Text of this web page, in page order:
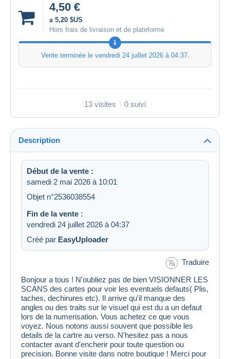
4,50 €
± 5,20 $US
Hors frais de livraison et de plateforme
Vente terminée le vendredi 24 juillet 2026 à 04:37.
13 visites 0 suivi
Description
Début de la vente :
samedi 2 mai 2026 à 10:01
Objet n°2536038554
Fin de la vente :
vendredi 24 juillet 2026 à 04:37
Créé par EasyUploader
Traduire
Bonjour a tous ! N'oubliez pas de bien VISIONNER LES
SCANS des cartes pour voir les eventuels defauts( Plis,
taches, dechirures etc). Il arrive qu'il manque des
angles ou des traits sur le visuel qui est du a un defaut
lors de la numerisation. Vous achetez ce que vous
voyez. Nous notons aussi souvent que possible les
details de la cartre au verso. N'hesitez pas a nous
contacter avant d'encherir pour toute question ou
precision. Bonne visite dans notre boutique ! Merci pour